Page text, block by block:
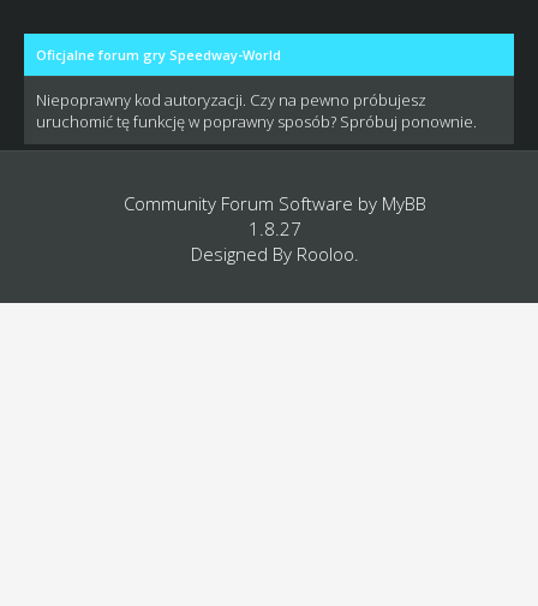
Oficjalne forum gry Speedway-World
Niepoprawny kod autoryzacji. Czy na pewno próbujesz
uruchomić tę funkcję w poprawny sposób? Spróbuj ponownie.
Community Forum Software by MyBB
1.8.27
Designed By Rooloo.